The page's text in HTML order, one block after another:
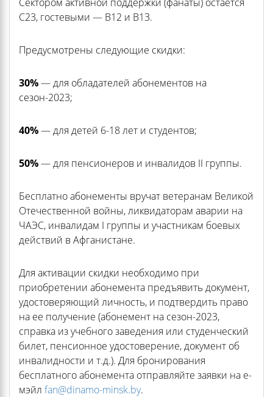
С23, гостевыми — В12 и В13.
Предусмотрены следующие скидки:
30%— для обладателей абонементов на
сезон-2023;
40%— для детей 6-18 лет и студентов;
50%— для пенсионеров и инвалидов II группы.
Бесплатно абонементы вручат ветеранам Великой
Отечественной войны, ликвидаторам аварии на
ЧАЭС, инвалидам I группы и участникам боевых
действий в Афганистане.
Для активации скидки необходимо при
приобретении абонемента предъявить документ,
удостоверяющий личность, и подтвердить право
на ее получение (абонемент на сезон-2023,
справка из учебного заведения или студенческий
билет, пенсионное удостоверение, документ об
инвалидности и т.д.). Для бронирования
бесплатного абонемента отправляйте заявки на е-
мэйл fan@dinamo-minsk.by.